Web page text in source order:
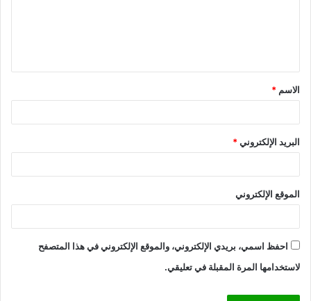
الاسم *
البريد الإلكتروني*
الموقع الإلكتروني
احفظ اسمي، بريدي الإلكتروني، والموقع الإلكتروني في هذا المتصفح
لاستخدامها المرة المقبلة في تعليقي.